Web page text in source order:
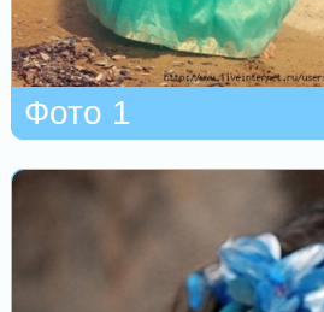
Фото 1